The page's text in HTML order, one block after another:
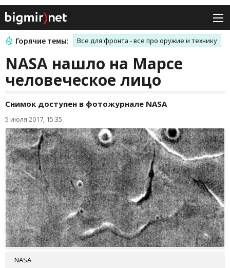
Горячие темы: Все для фронта - все про оружие и технику
NASA нашло на Марсе
человеческое лицо
Снимок доступен в фотожурнале NASA
5 июля 2017, 15:35
NASA